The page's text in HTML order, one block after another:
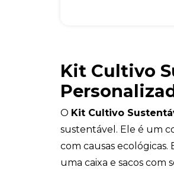
Kit Cultivo
O Kit Cultivo
sustentável. Ele é um
com causas ecológicas.
uma caixa e sacos com